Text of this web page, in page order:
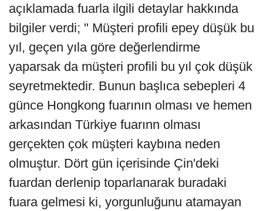
açıklamada fuarla ilgili detaylar hakkında
bilgiler verdi; " Müşteri profili epey düşük bu
yıl, geçen yıla göre değerlendirme
yaparsak da müşteri profili bu yıl çok düşük
seyretmektedir. Bunun başlıca sebepleri 4
günce Hongkong fuarının olması ve hemen
arkasından Türkiye fuarınn olması
gerçekten çok müşteri kaybına neden
olmuştur. Dört gün içerisinde Çin'deki
fuardan derlenip toparlanarak buradaki
fuara gelmesi ki, yorgunluğunu atamayan